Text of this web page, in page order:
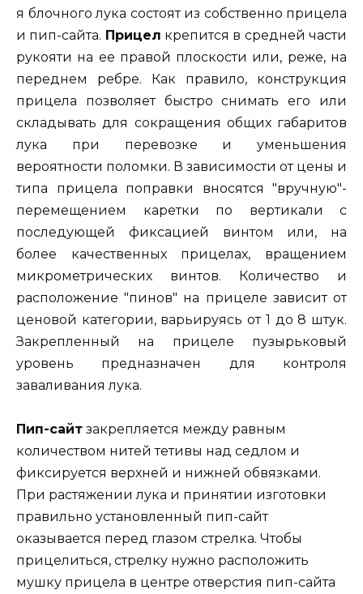
я блочного лука состоят из собственно прицела
и пип-сайта. Прицел крепится в средней части
рукояти на ее правой плоскости или, реже, на
переднем ребре. Как правило, конструкция
прицела позволяет быстро снимать его или
складывать для сокращения общих габаритов
лука при перевозке и уменьшения
вероятности поломки. В зависимости от цены и
типа прицела поправки вносятся "вручную"-
перемещением каретки по вертикали с
последующей фиксацией винтом или, на
более качественных прицелах, вращением
микрометрических винтов. Количество и
расположение "пинов" на прицеле зависит от
ценовой категории, варьируясь от 1 до 8 штук.
Закрепленный на прицеле пузырьковый
уровень предназначен для контроля
заваливания лука.
Пип-сайт закрепляется между равным
количеством нитей тетивы над седлом и
фиксируется верхней и нижней обвязками.
При растяжении лука и принятии изготовки
правильно установленный пип-сайт
оказывается перед глазом стрелка. Чтобы
прицелиться, стрелку нужно расположить
мушку прицела в центре отверстия пип-сайта